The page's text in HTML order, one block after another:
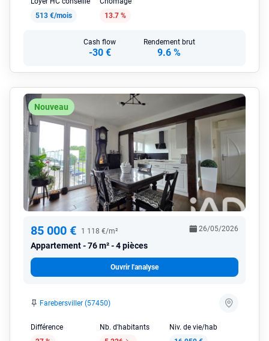
513 €/mois
13.7 %
Cash flow
-30 €
Rendement brut
9.6 %
Nouveau
85 000 € 1 118 €/m²
Appartement 76 m² - 4 pièces
26/05/2026
Ouvrir l'analyse
Farebersviller (57450)
Différence
Nb. d'habitants
Niv. de vie/hab